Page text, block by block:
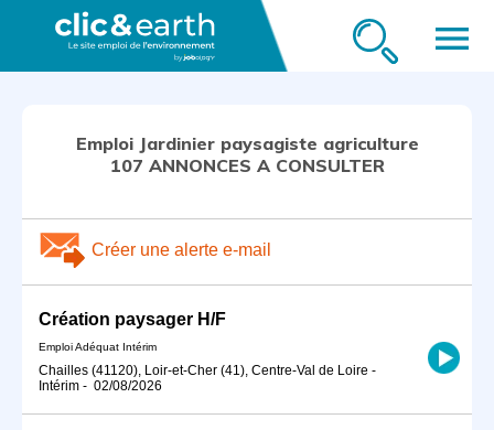
menu
Emploi Jardinier paysagiste agriculture
107 ANNONCES A CONSULTER
Créer une alerte e-mail
Création paysager H/F
Emploi Adéquat Intérim
Chailles (41120), Loir-et-Cher (41), Centre-Val de Loire -
Intérim - 02/08/2026